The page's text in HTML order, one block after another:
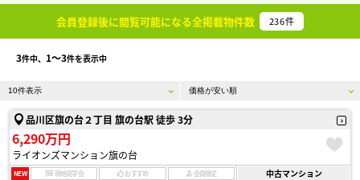
会員登録後に閲覧可能になる全掲載物件数 236件
3件中、 1〜3件を表示中
品川区旗の台２丁目 旗の台駅 徒歩 3分
6,290万円
ライオンズマンション旗の台
NEW 現地見学会 おすすめ 会員限定 中古マンション